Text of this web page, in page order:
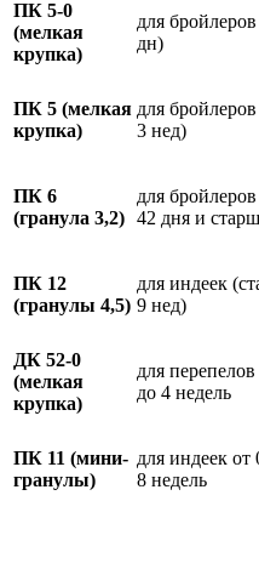
ПК 5-0
(мелкая
крупка)
для бройлеров
дн)
ПК 5 (мелкая
крупка)
для бройлеров
3 нед)
ПК 6
(гранула 3,2)
для
42 дня и
ПК 12
(гранулы 4,5)
для индеек
9 нед)
ДК 52-0
(мелкая
крупка)
для
до 4 недель
ПК 11 (мини-
гранулы)
для индеек от
8 недель